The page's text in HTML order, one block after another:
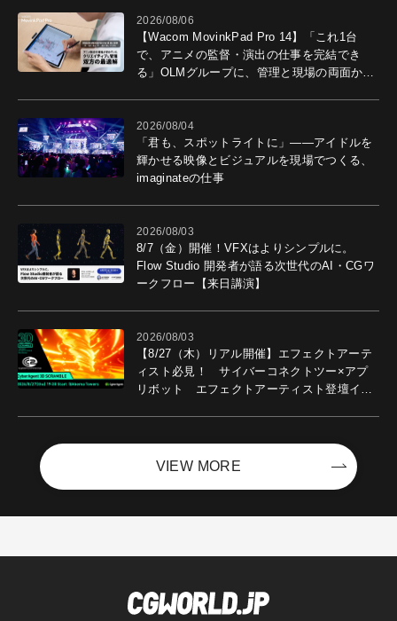
2026/08/06
【Wacom MovinkPad Pro 14】「これ1台
で、アニメの監督・演出の仕事を完結でき
る」OLMグループに、管理と現場の両面から
2026/08/04
「君も、スポットライトに」――アイドルを
輝かせる映像とビジュアルを現場でつくる、
imaginateの仕事
2026/08/03
8/7（金）開催！VFXはよりシンプルに。
Flow Studio 開発者が語る次世代のAI・CGワ
ークフロー【来日講演】
2026/08/03
【8/27（木）リアル開催】エフェクトアーテ
ィスト必見！ サイバーコネクトツー×アプ
リボット エフェクトアーティスト登壇イベ
VIEW MORE